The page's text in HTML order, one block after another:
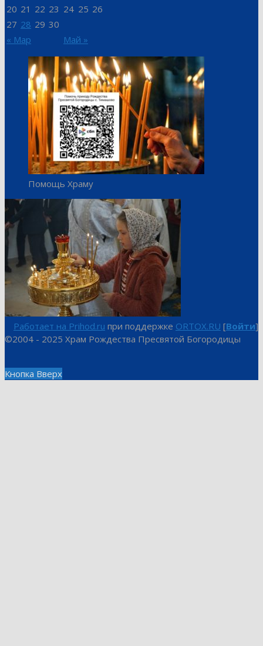
« Мар Май »
20 21 22 23 24 25 26
27 28 29 30
Помощь Храму
Работает на Prihod.ru при поддержке ORTOX.RU [Войти]
©2004 - 2025 Храм Рождества Пресвятой Богородицы
Кнопка Вверх